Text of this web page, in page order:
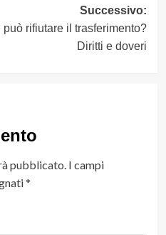
Successivo:
rifiutare il trasferimento?
Diritti e doveri
pubblicato. I campi
*